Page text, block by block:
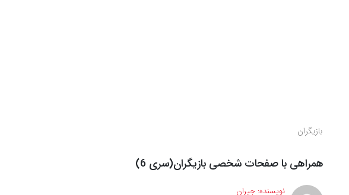
بازیگران
همراهی با صفحات شخصی بازیگران(سری 6)
نویسنده: جیران